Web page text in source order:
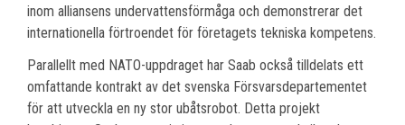
inom alliansens undervattensförmåga och demonstrerar det
internationella förtroendet för företagets tekniska kompetens.
Parallellt med NATO-uppdraget har Saab också tilldelats ett
omfattande kontrakt av det svenska Försvarsdepartementet
för att utveckla en ny stor ubåtsrobot. Detta projekt